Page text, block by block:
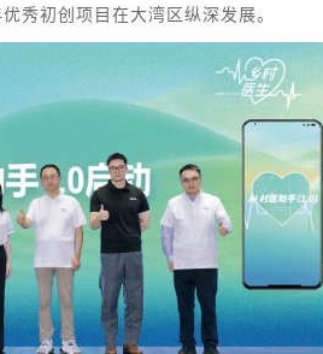
秀初创项目在大湾区纵深发展。